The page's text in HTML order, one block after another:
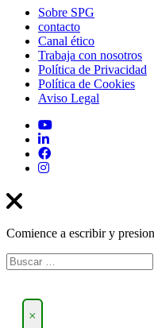
Sobre SPG
contacto
Canal ético
Trabaja con nosotros
Política de Privacidad
Política de Cookies
Aviso Legal
Comience a escribir y
Buscar:
×